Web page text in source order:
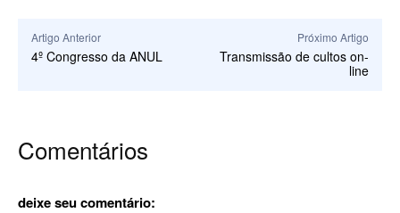
Artigo Anterior
4º Congresso da ANUL
Próximo Artigo
Transmissão de cultos on-
line
Comentários
deixe seu comentário: